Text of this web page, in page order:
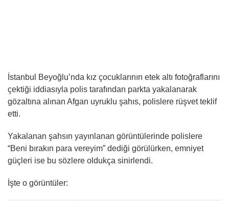
İstanbul Beyoğlu’nda kız çocuklarının etek altı fotoğraflarını
çektiği iddiasıyla polis tarafından parkta yakalanarak
gözaltına alınan Afgan uyruklu şahıs, polislere rüşvet teklif
etti.
Yakalanan şahsın yayınlanan görüntülerinde polislere
“Beni bırakın para vereyim” dediği görülürken, emniyet
güçleri ise bu sözlere oldukça sinirlendi.
İşte o görüntüler: